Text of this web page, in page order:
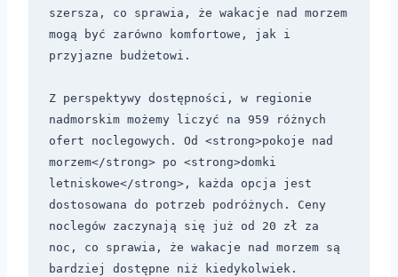
szersza, co sprawia, że wakacje nad morzem
mogą być zarówno komfortowe, jak i
przyjazne budżetowi.
Z perspektywy dostępności, w regionie
nadmorskim możemy liczyć na 959 różnych
ofert noclegowych. Od <strong>pokoje nad
morzem</strong> po <strong>domki
letniskowe</strong>, każda opcja jest
dostosowana do potrzeb podróżnych. Ceny
noclegów zaczynają się już od 20 zł za
noc, co sprawia, że wakacje nad morzem są
bardziej dostępne niż kiedykolwiek.